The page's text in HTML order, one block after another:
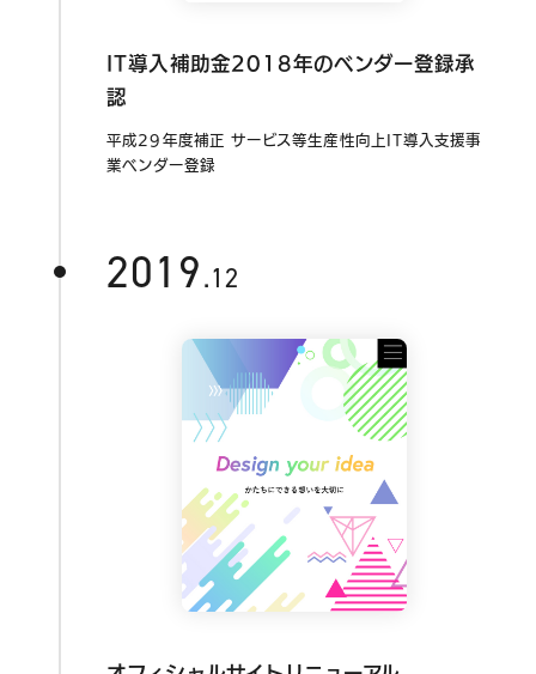
IT導入補助金2018年のベンダー登録承
認
平成29年度補正 サービス等生産性向上IT導入支援事
業ベンダー登録
2019.12